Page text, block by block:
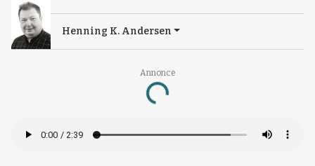
Annonce
Loading...
Henning K. Andersen